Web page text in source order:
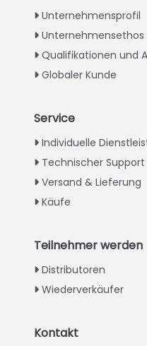
Unternehmensprofil
Unternehmensethos
Qualifikationen und
Globaler Kunde
Service
Individuelle
Technischer Support
Versand & Lieferung
Käufe
Teilnehmer werden
Distributoren
Wiederverkäufer
Kontakt
Japanese
Urdu
Greek
Italian